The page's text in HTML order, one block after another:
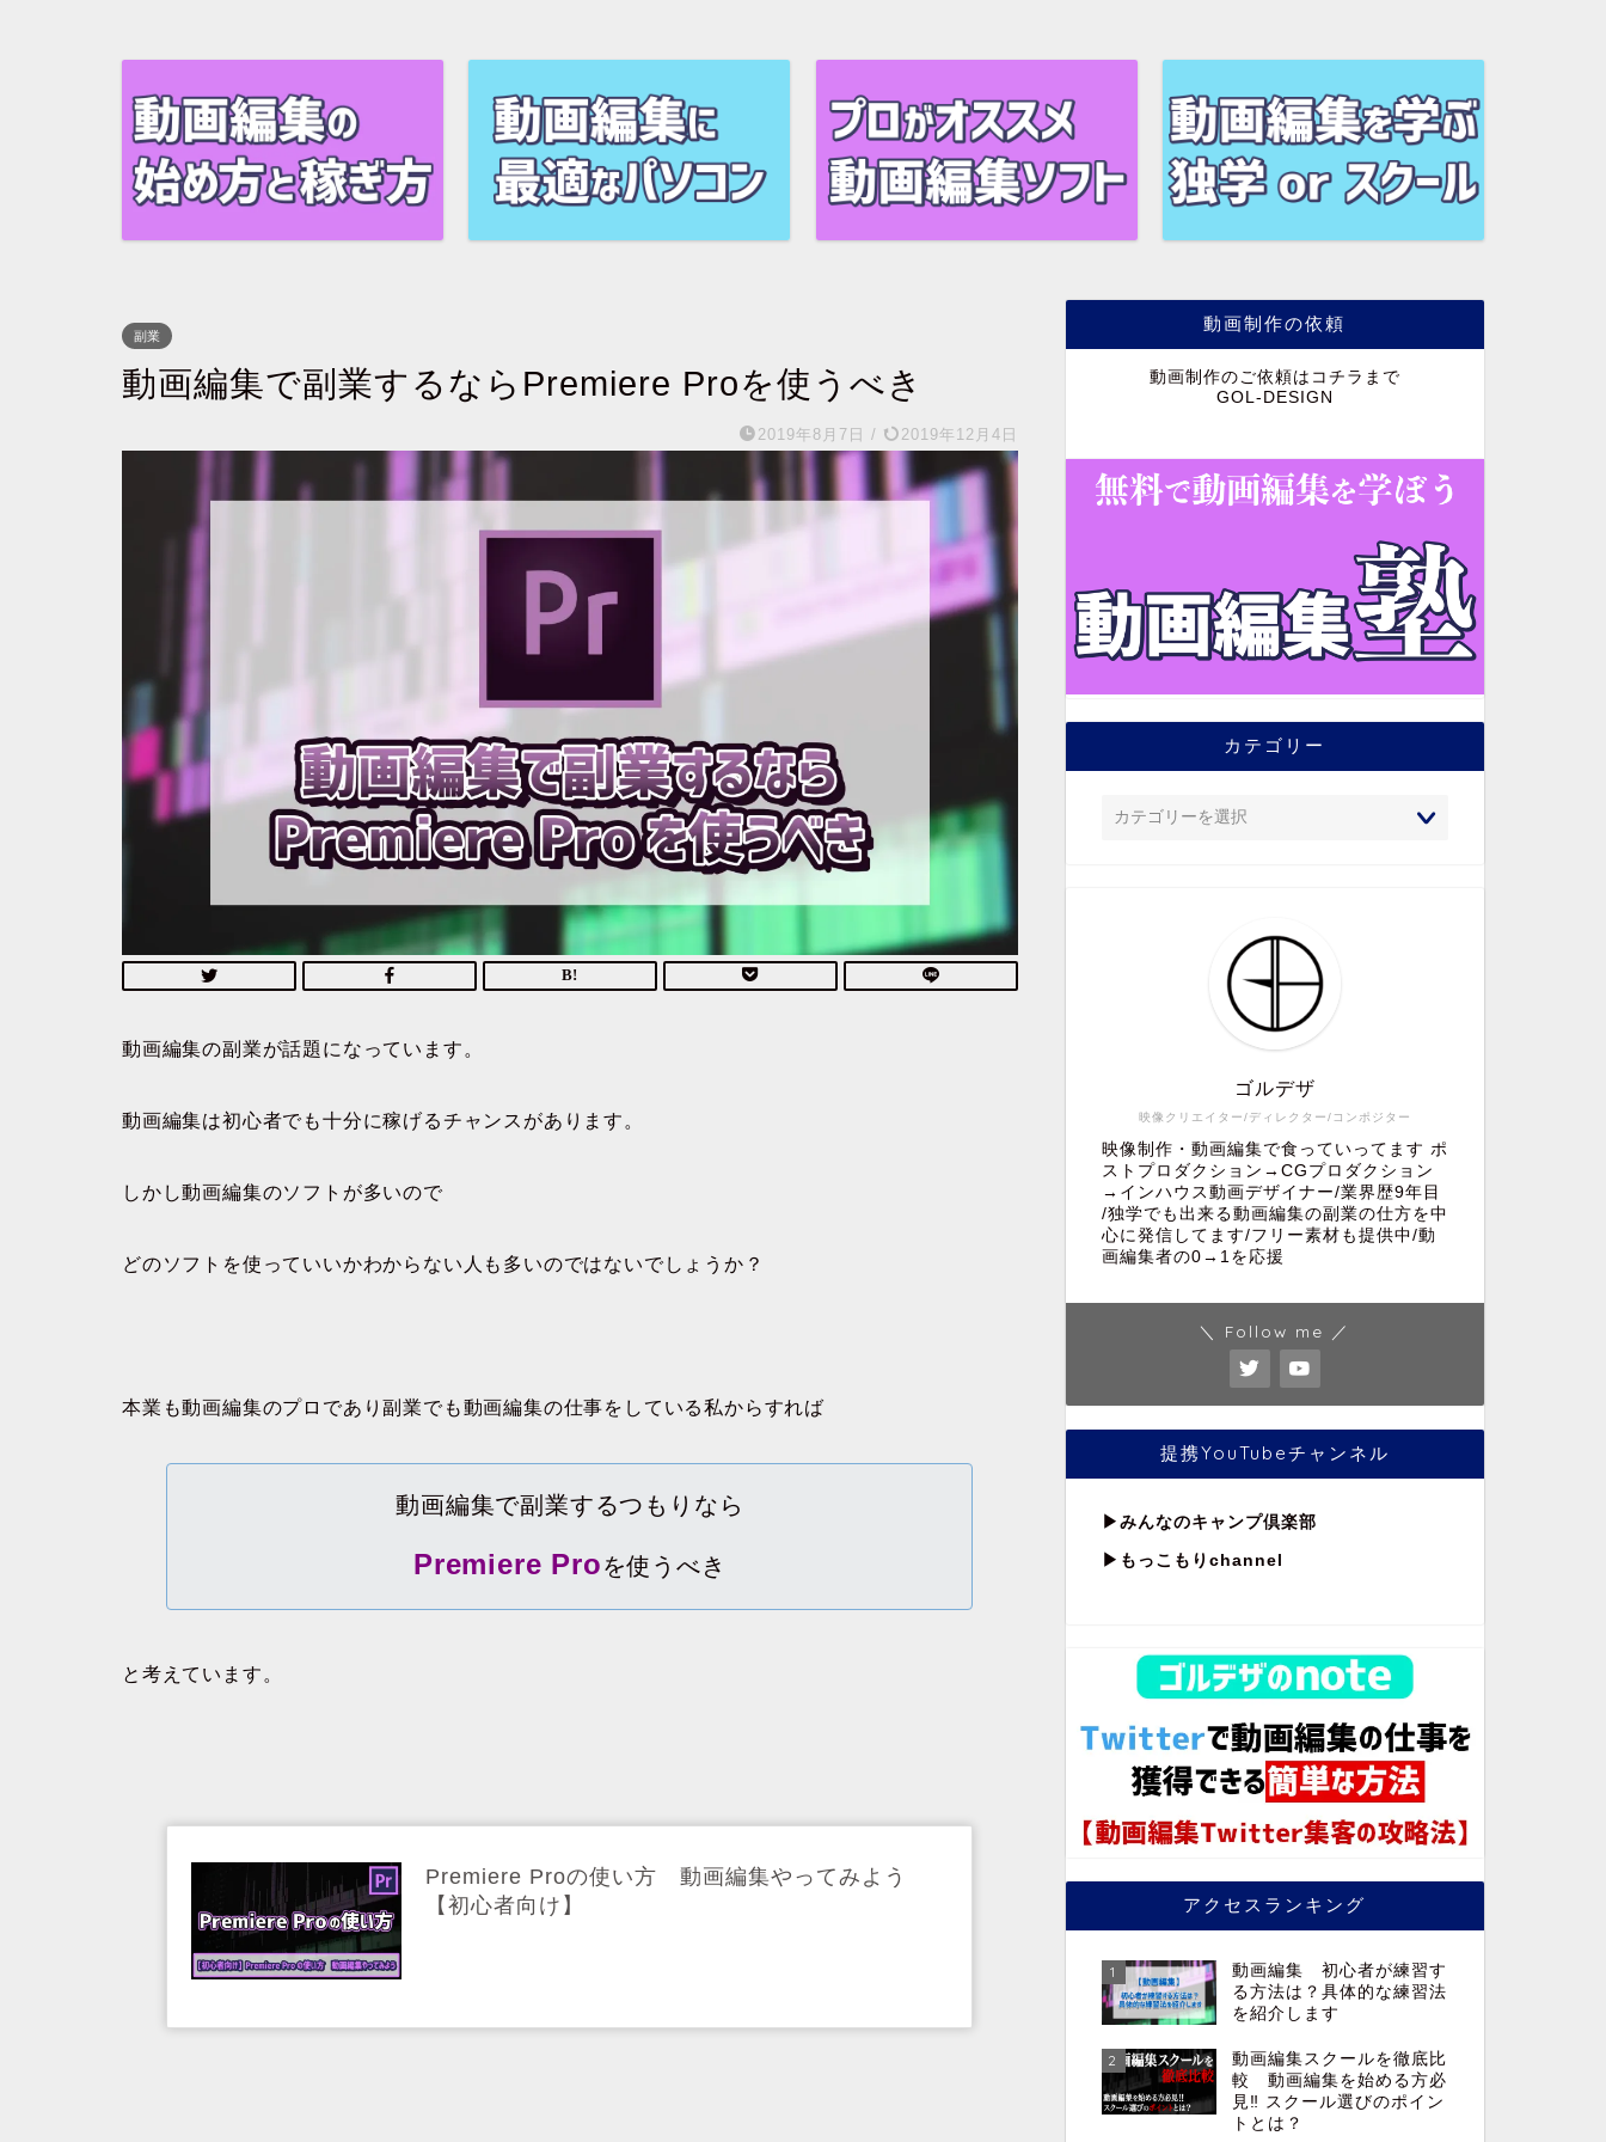
副業
動画編集で副業するならPremiere Proを使うべき
2019年8月7日 / 2019年12月4日
動画編集の副業が話題になっています。
動画編集は初心者でも十分に稼げるチャンスがあります。
しかし動画編集のソフトが多いので
どのソフトを使っていいかわからない人も多いのではないでしょうか？
本業も動画編集のプロであり副業でも動画編集の仕事をしている私からすれば
動画編集で副業するつもりなら
Premiere Proを使うべき
と考えています。
Premiere Proの使い方 動画編集やってみよう
【初心者向け】
動画制作の依頼
動画制作のご依頼はコチラまで
GOL-DESIGN
カテゴリー
映像クリエイター/ディレクター/コンポジター
ゴルデザ
映像制作・動画編集で食っていってます ポ
ストプロダクション→CGプロダクション
→インハウス動画デザイナー/業界歴9年目
/独学でも出来る動画編集の副業の仕方を中
心に発信してます/フリー素材も提供中/動
画編集者の0→1を応援
＼ Follow me ／
提携YouTubeチャンネル
▶︎ みんなのキャンプ倶楽部
▶︎もっこもりchannel
アクセスランキング
1
動画編集 初心者が練習す
る方法は？具体的な練習法
を紹介します
2
動画編集スクールを徹底比
較 動画編集を始める方必
見‼︎ スクール選びのポイン
トとは？